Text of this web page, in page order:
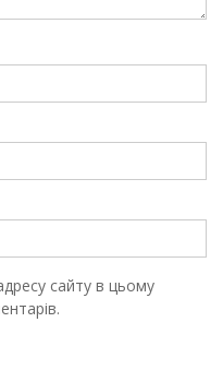
сайту в цьому